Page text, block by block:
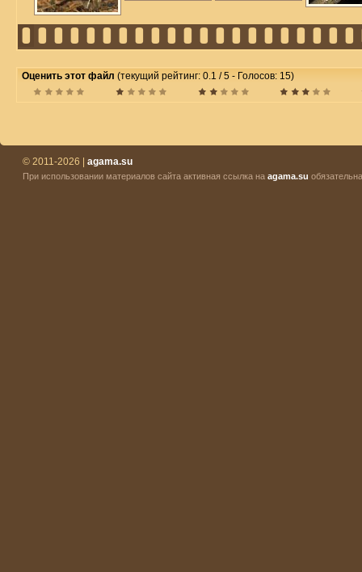
Оценить этот файл (текущий рейтинг: 0.1 / 5 - Голосов: 15)
© 2011-2026 | agama.su
При использовании материалов сайта активная ссылка на agama.su